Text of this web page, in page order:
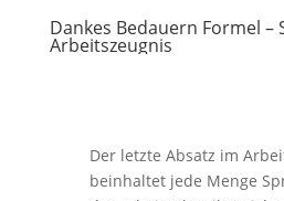
Dankes Bedauern Formel –
Arbeitszeugnis
Der letzte Absatz im
beinhaltet jede Menge